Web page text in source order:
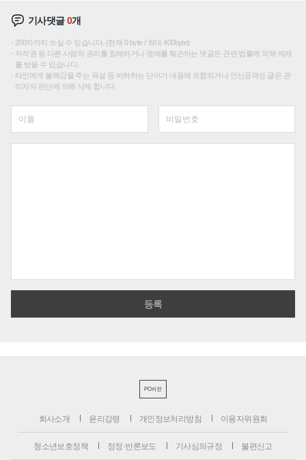
기사댓글0개
200자까지 쓰실 수 있습니다. (현재 0 byte / 최대 400byte)
저작권 등 다른 사람의 권리를 침해하거나 명예를 훼손하는 댓글은 관련 법률에 의해 제재
를 받을 수 있습니다.
타인에게 불쾌감을 주는 욕설 등 비하하는 단어가 내용에 포함되거나 인신공격성 글은 관
리자의 판단에 의해 삭제 합니다.
PC버전
회사소개 윤리강령 개인정보처리방침 이용자위원회
청소년보호정책 정정·반론보도 기사심의규정 불편신고